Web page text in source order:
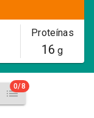
Proteínas
16 g
0/8